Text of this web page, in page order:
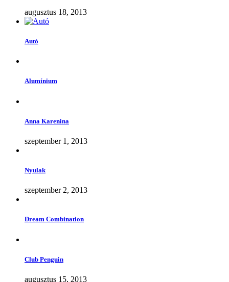
augusztus 18, 2013
Autó
Alumínium
Anna Karenina
szeptember 1, 2013
Nyulak
szeptember 2, 2013
Dream Combination
Club Penguin
augusztus 15, 2013